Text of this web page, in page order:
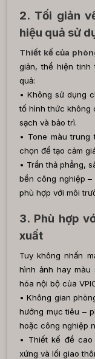
2. Tối giản
hiệu quả sử
Thiết kế của
giản, thể hiện tinh
quả:
• Không sử dụng
tố hình thức không
sạch và bảo trì.
• Tone màu
chọn để tạo cảm
• Trần thả phẳng,
bền công nghiệp –
phù hợp với môi
3. Phù hợp
xuất
Tuy không nhấn
hình ảnh hay
hóa nội bộ của
• Không gian
hướng mục tiêu –
hoặc công nghiệp
• Thiết kế đề
xứng và lối giao